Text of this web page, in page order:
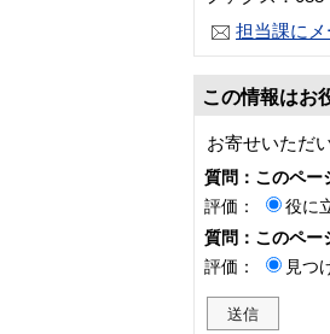
担当課に
この情報はお
お寄せいただ
質問：このペー
評価：
役に
質問：このペー
評価：
見つ